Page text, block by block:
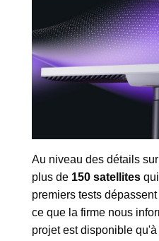
Au niveau des détails
plus de 150 satellitesqui
premiers tests dépassent
ce que la firme nous
projet est disponible